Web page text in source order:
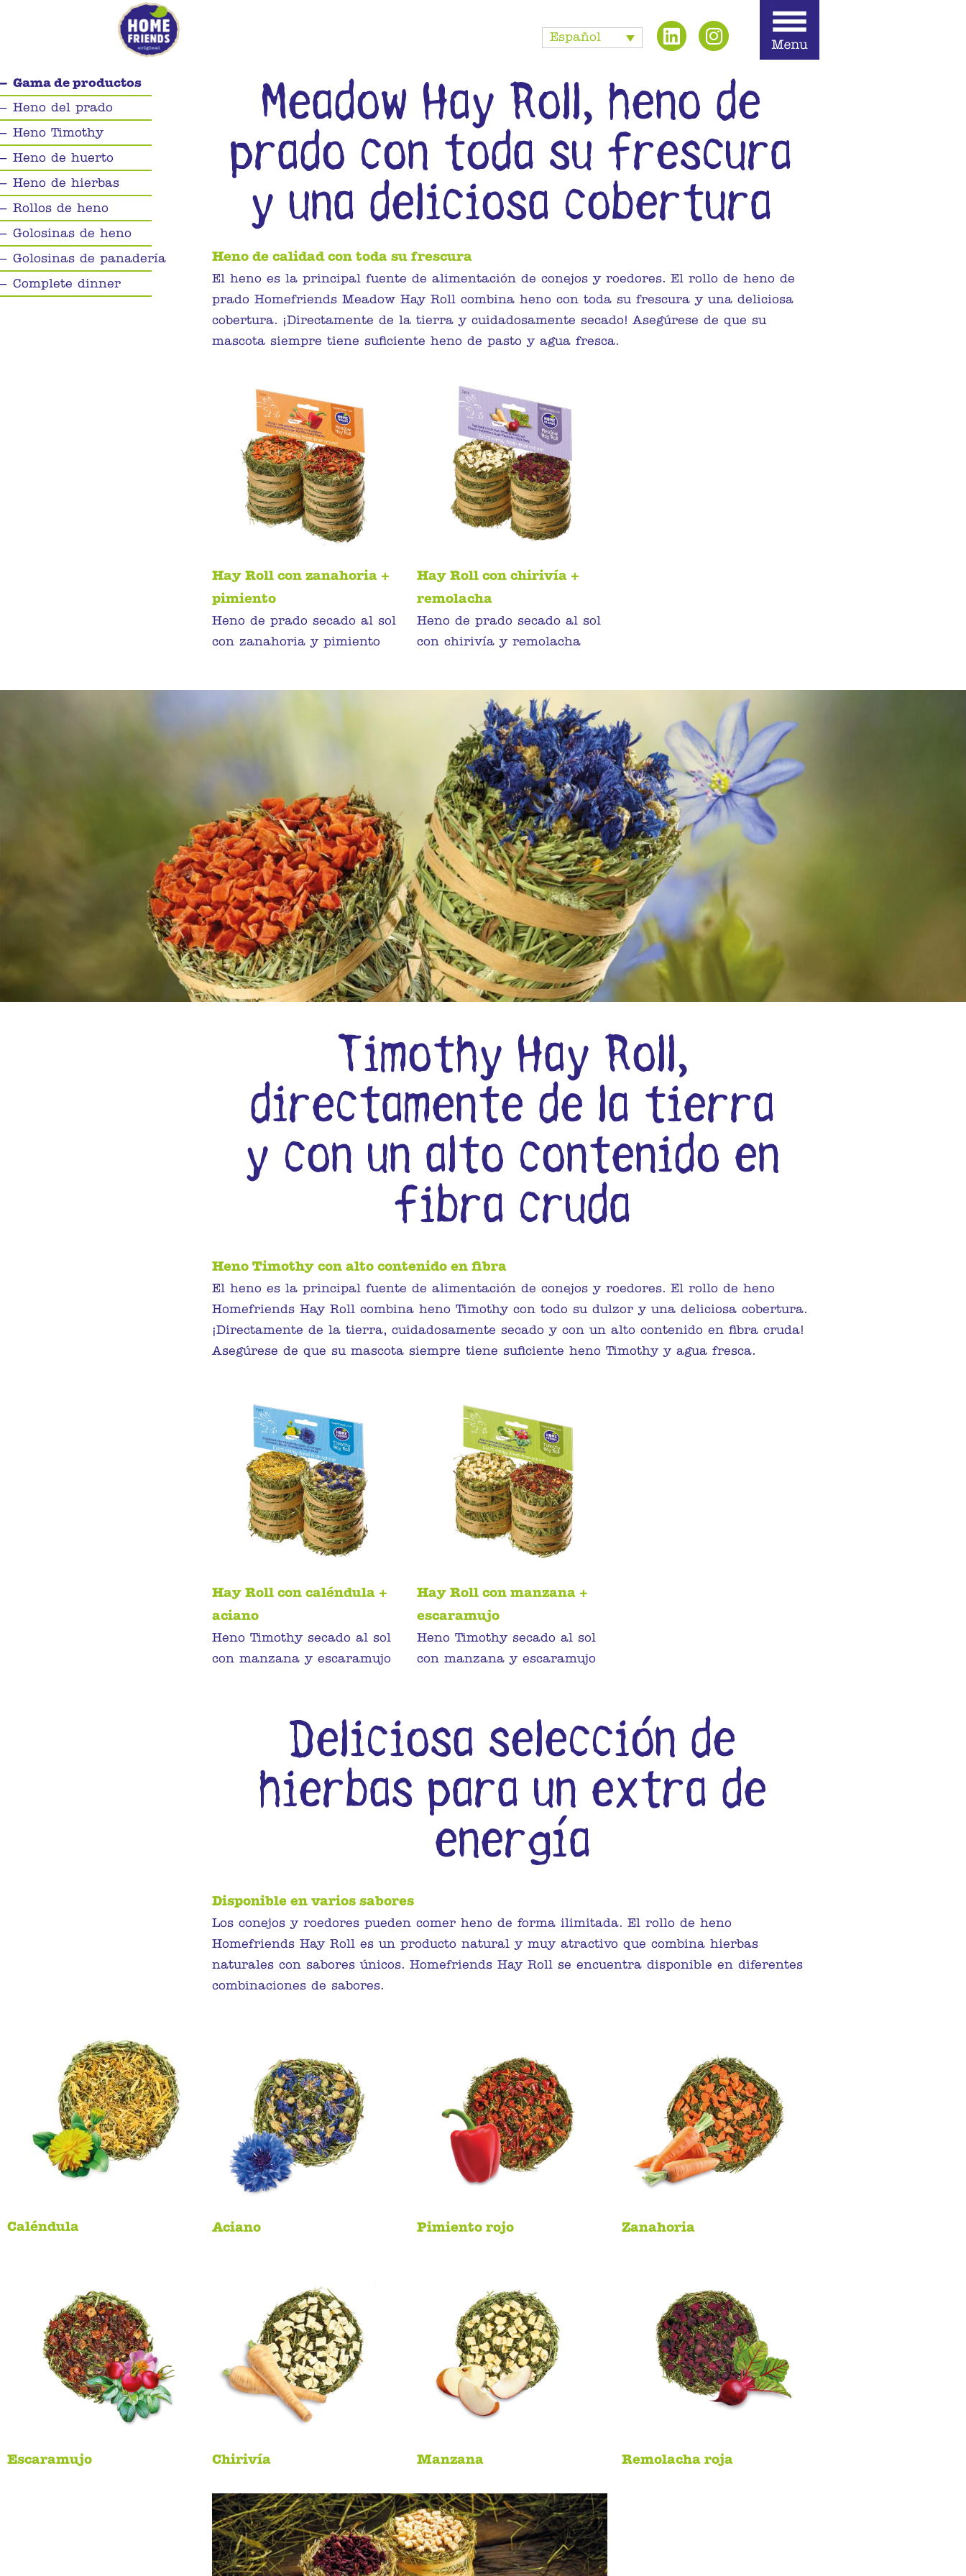
Español
Gama de productos
Heno del prado
Heno Timothy
Heno de huerto
Heno de hierbas
Rollos de heno
Golosinas de heno
Golosinas de panadería
Complete dinner
Meadow Hay Roll, heno de
prado con toda su frescura
y una deliciosa cobertura
Heno de calidad con toda su frescura
El heno es la principal fuente de alimentación de conejos y roedores. El rollo de heno de
prado Homefriends Meadow Hay Roll combina heno con toda su frescura y una deliciosa
cobertura. ¡Directamente de la tierra y cuidadosamente secado! Asegúrese de que su
mascota siempre tiene suficiente heno de pasto y agua fresca.
Hay Roll con zanahoria +
pimiento
Heno de prado secado al sol
con zanahoria y pimiento
Hay Roll con chirivía +
remolacha
Heno de prado secado al sol
con chirivía y remolacha
Timothy Hay Roll,
directamente de la tierra
y con un alto contenido en
fibra cruda
Heno Timothy con alto contenido en fibra
El heno es la principal fuente de alimentación de conejos y roedores. El rollo de heno
Homefriends Hay Roll combina heno Timothy con todo su dulzor y una deliciosa cobertura.
¡Directamente de la tierra, cuidadosamente secado y con un alto contenido en fibra cruda!
Asegúrese de que su mascota siempre tiene suficiente heno Timothy y agua fresca.
Hay Roll con caléndula +
aciano
Heno Timothy secado al sol
con manzana y escaramujo
Hay Roll con manzana +
escaramujo
Heno Timothy secado al sol
con manzana y escaramujo
Deliciosa selección de
hierbas para un extra de
energía
Disponible en varios sabores
Los conejos y roedores pueden comer heno de forma ilimitada. El rollo de heno
Homefriends Hay Roll es un producto natural y muy atractivo que combina hierbas
naturales con sabores únicos. Homefriends Hay Roll se encuentra disponible en diferentes
combinaciones de sabores.
Caléndula Aciano Pimiento rojo Zanahoria
Escaramujo Chirivía Manzana Remolacha roja